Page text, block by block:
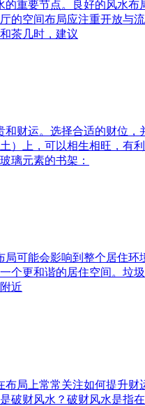
重要节点。良好的风水
的空间布局应注重开放与
茶几时，建议
财运。选择合适的财位，
）上，可以相生相旺，有
璃元素的书架：
可能会影响到整个居住
个更和谐的居住空间。垃
近
局上常常关注如何提升
破财风水？破财风水是指